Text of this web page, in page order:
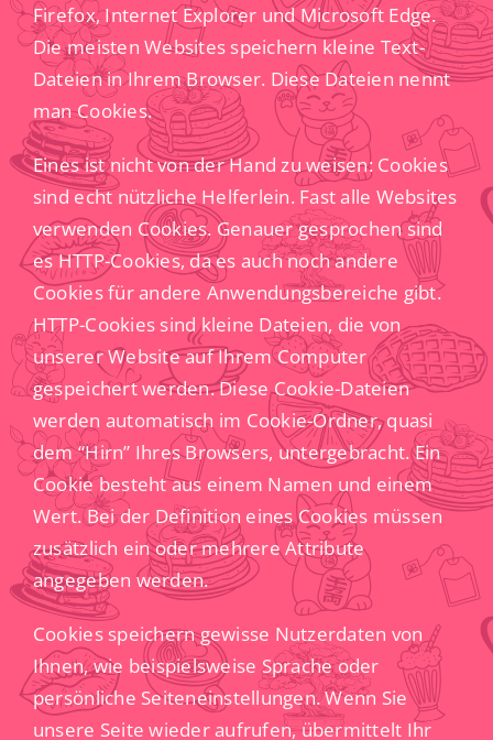
Firefox, Internet Explorer und Microsoft Edge.
Die meisten Websites speichern kleine Text-
Dateien in Ihrem Browser. Diese Dateien nennt
man Cookies.
Eines ist nicht von der Hand zu weisen: Cookies
sind echt nützliche Helferlein. Fast alle Websites
verwenden Cookies. Genauer gesprochen sind
es HTTP-Cookies, da es auch noch andere
Cookies für andere Anwendungsbereiche gibt.
HTTP-Cookies sind kleine Dateien, die von
unserer Website auf Ihrem Computer
gespeichert werden. Diese Cookie-Dateien
werden automatisch im Cookie-Ordner, quasi
dem “Hirn” Ihres Browsers, untergebracht. Ein
Cookie besteht aus einem Namen und einem
Wert. Bei der Definition eines Cookies müssen
zusätzlich ein oder mehrere Attribute
angegeben werden.
Cookies speichern gewisse Nutzerdaten von
Ihnen, wie beispielsweise Sprache oder
persönliche Seiteneinstellungen. Wenn Sie
unsere Seite wieder aufrufen, übermittelt Ihr